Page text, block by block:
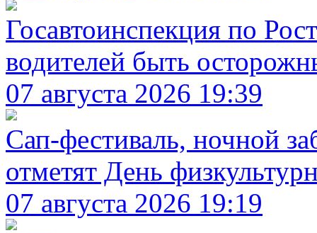
Госавтоинспекция по
водителей быть
07 августа 2026 19:39
Сап-фестиваль, ночной
отметят День
07 августа 2026 19:19